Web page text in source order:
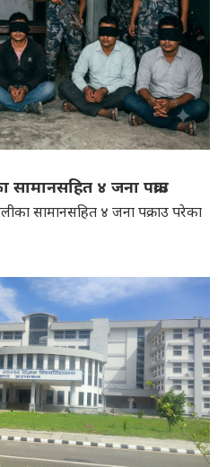
४ जना पक्राउ
सामानसहित ४ जना पक्राउ परेका